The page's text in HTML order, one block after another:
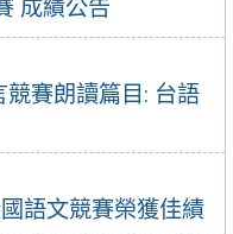
成績公告
賽朗讀篇目: 台語
語文競賽榮獲佳績